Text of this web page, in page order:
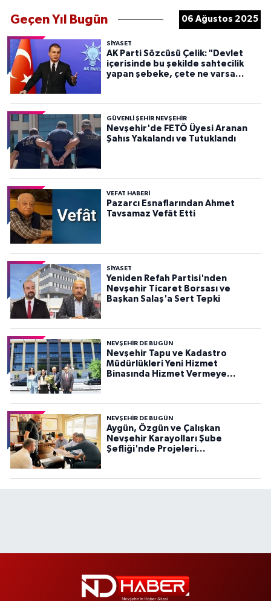
Geçen Yıl Bugün 06 Ağustos 2025
SIYASET
AK Parti Sözcüsü Çelik: "Devlet
içerisinde bu şekilde sahtecilik
yapan şebeke, çete ne varsa
GÜVENLI ŞEHIR NEVŞEHIR
Nevşehir'de FETÖ Üyesi Aranan
Şahıs Yakalandı ve Tutuklandı
VEFAT HABERI
Pazarcı Esnaflarından Ahmet
Tavsamaz Vefât Etti
SIYASET
Yeniden Refah Partisi'nden
Nevşehir Ticaret Borsası ve
Başkan Salaş'a Sert Tepki
NEVŞEHIR DE BUGÜN
Nevşehir Tapu ve Kadastro
Müdürlükleri Yeni Hizmet
Binasında Hizmet Vermeye
NEVŞEHIR DE BUGÜN
Aygün, Özgün ve Çalışkan
Nevşehir Karayolları Şube
Şefliği'nde Projeleri